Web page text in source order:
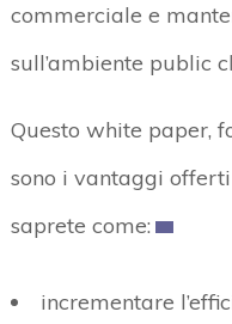
commerciale e
sull’ambiente public
Questo white paper,
sono i vantaggi
saprete come:
incrementare